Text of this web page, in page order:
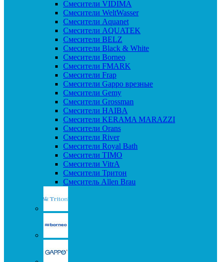
Cмесители VIDIMA
Cмесители WeltWasser
Смесители Aquanet
Смесители AQUATEK
Смесители BELZ
Смесители Black & White
Смесители Borneo
Смесители FMARK
Смесители Frap
Смесители Gappo врезные
Смесители Gemy
Смесители Grossman
Смесители HAIBA
Смесители KERAMA MARAZZI
Смесители Orans
Смесители River
Смесители Royal Bath
Смесители TIMO
Смесители VitrA
Смесители Тритон
Смеситель Allen Brau